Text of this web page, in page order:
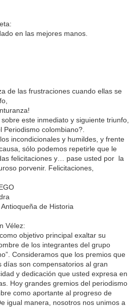
en las mejores manos.
de las frustraciones cuando ellas se
este inmediato y siguiente triunfo,
colombiano?.
incondicionales y humildes, y frente
sólo podemos repetirle que le
felicitaciones y… pase usted por la
porvenir. Felicitaciones,
de Historia
Vélez:
objetivo principal exaltar su
de los integrantes del grupo
Consideramos que los premios que
días son compensatorios al gran
y dedicación que usted expresa en
Hoy grandes gremios del periodismo
como aportante al progreso de
igual manera, nosotros nos unimos a